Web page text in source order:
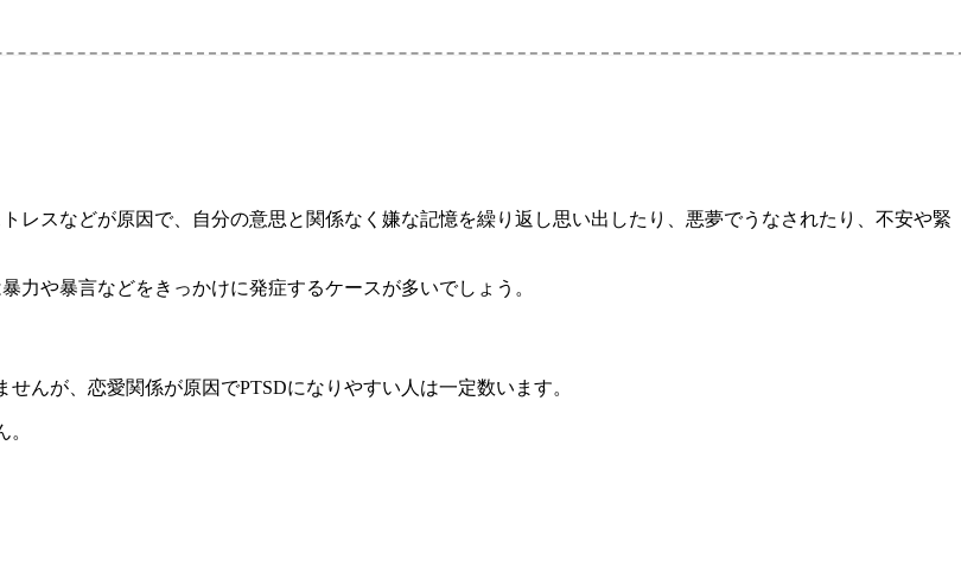
レスなどが原因で、自分の意思と関係なく嫌な記憶を繰り返し思い出したり、悪夢でうなされたり、不安や緊
力や暴言などをきっかけに発症するケースが多いでしょう。
んが、恋愛関係が原因でPTSDになりやすい人は一定数います。